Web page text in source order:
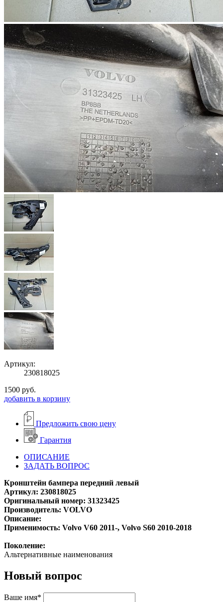
Артикул:
230818025
1500 руб.
добавить в корзину
Предложить свою цену
Гарантия
ОПИСАНИЕ
ЗАДАТЬ ВОПРОС
Кронштейн бампера передний левый
Артикул: 230818025
Оригинальный номер: 31323425
Производитель: VOLVO
Описание:
Применимость: Volvo V60 2011-, Volvo S60 2010-2018
Поколение:
Альтернативные наименования
Новый вопрос
Ваше имя*